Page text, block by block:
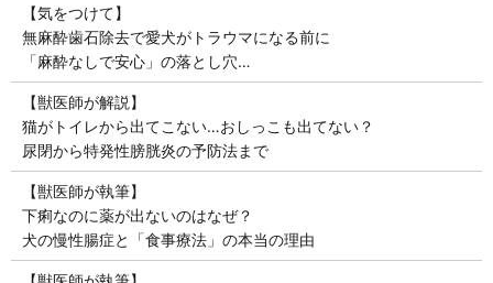
【気をつけて】
無麻酔歯石除去で愛犬がトラウマになる前に
「麻酔なしで安心」の落とし穴…
【獣医師が解説】
猫がトイレから出てこない…おしっこも出てない？
尿閉から特発性膀胱炎の予防法まで
【獣医師が執筆】
下痢なのに薬が出ないのはなぜ？
犬の慢性腸症と「食事療法」の本当の理由